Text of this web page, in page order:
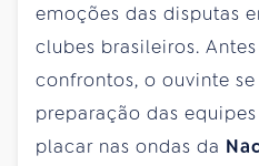
emoções das disputas
clubes brasileiros.
confrontos, o ouvinte
preparação das
placar nas ondas da